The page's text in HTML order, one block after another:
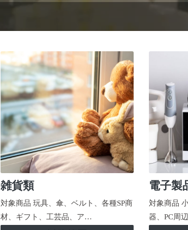
雑貨類
対象商品 玩具、傘、ベルト、各種SP商
材、ギフト、工芸品、ア…
電子製
対象商品
器、PC周